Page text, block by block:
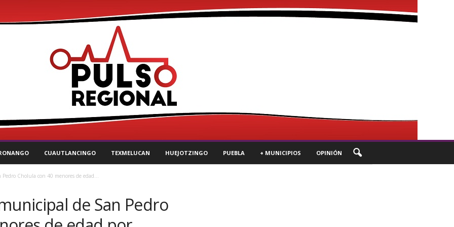
CUAUTLANCINGO TEXMELUCAN HUEJOTZINGO PUEBLA + MUNICIPIOS OPINIÓN
Cholula con 40 menores de edad...
de San Pedro